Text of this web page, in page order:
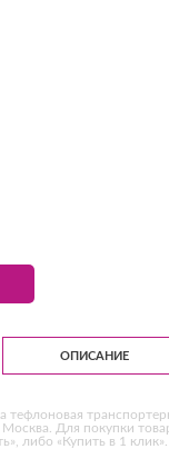
ОПИСАНИЕ
тефлоновая
Для покупки
либо «Купить в 1 клик».